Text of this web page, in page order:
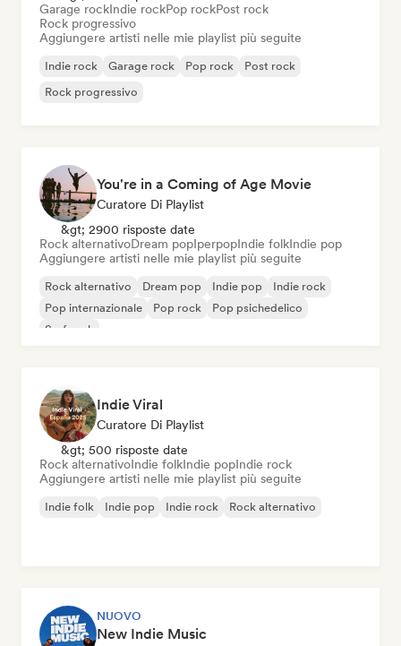
Garage rockIndie rockPop rockPost rock
Rock progressivo
Aggiungere artisti nelle mie playlist più seguite
Indie rock Garage rock Pop rock
Post rock
Rock progressivo
You're in a Coming of Age Movie
Curatore Di Playlist
&gt; 2900 risposte date
Rock alternativoDream popIperpopIndie folkIndie pop
Aggiungere artisti nelle mie playlist più seguite
Rock alternativo Dream pop Indie pop
Indie rock
Pop internazionale
Pop rock
Pop psichedelico
Surf rock
Indie Viral
Curatore Di Playlist
&gt; 500 risposte date
Rock alternativoIndie folkIndie popIndie rock
Aggiungere artisti nelle mie playlist più seguite
Indie folk Indie pop Indie rock Rock alternativo
NUOVO
New Indie Music